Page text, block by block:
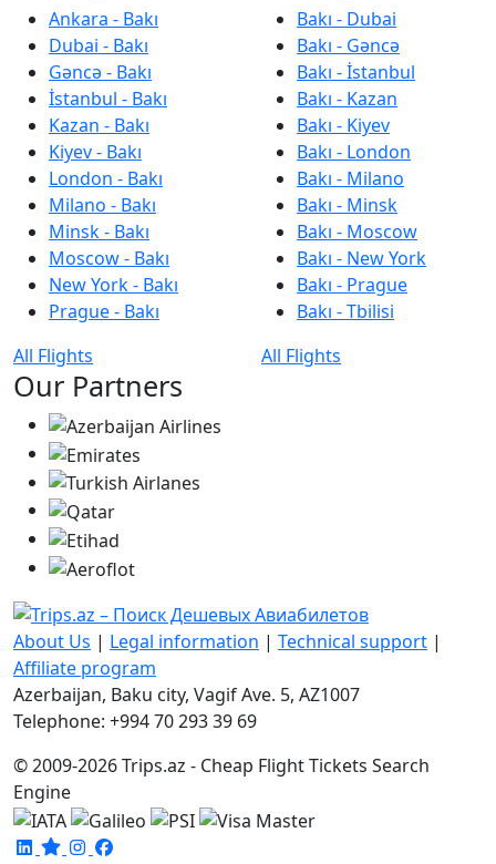
Ankara - Bakı
Dubai - Bakı
Gəncə - Bakı
İstanbul - Bakı
Kazan - Bakı
Kiyev - Bakı
London - Bakı
Milano - Bakı
Minsk - Bakı
Moscow - Bakı
New York - Bakı
Prague - Bakı
All Flights
Bakı - Dubai
Bakı - Gəncə
Bakı - İstanbul
Bakı - Kazan
Bakı - Kiyev
Bakı - London
Bakı - Milano
Bakı - Minsk
Bakı - Moscow
Bakı - New York
Bakı - Prague
Bakı - Tbilisi
All Flights
Our Partners
About Us | Legal information | Technical support |
Affiliate program
Azerbaijan, Baku city, Vagif Ave. 5, AZ1007
Telephone: +994 70 293 39 69
© 2009-2026 Trips.az - Cheap Flight Tickets Search
Engine